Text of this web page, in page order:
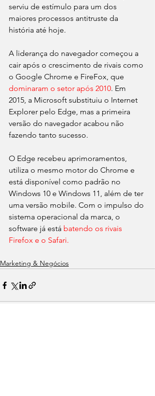
serviu de estímulo para um dos
maiores processos antitruste da
história até hoje.
A liderança do navegador começou a
cair após o crescimento de rivais como
o Google Chrome e FireFox, que
dominaram o setor após 2010. Em
2015, a Microsoft substituiu o Internet
Explorer pelo Edge, mas a primeira
versão do navegador acabou não
fazendo tanto sucesso.
O Edge recebeu aprimoramentos,
utiliza o mesmo motor do Chrome e
está disponível como padrão no
Windows 10 e Windows 11, além de ter
uma versão mobile. Com o impulso do
sistema operacional da marca, o
software já está batendo os rivais
Firefox e o Safari.
Marketing & Negócios